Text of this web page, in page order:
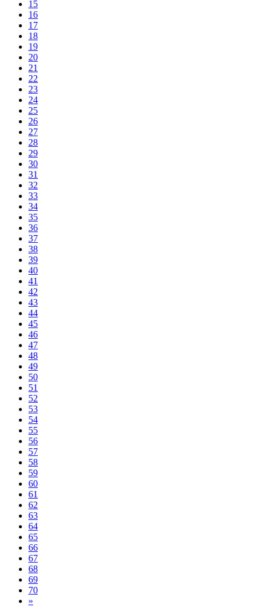
15
16
17
18
19
20
21
22
23
24
25
26
27
28
29
30
31
32
33
34
35
36
37
38
39
40
41
42
43
44
45
46
47
48
49
50
51
52
53
54
55
56
57
58
59
60
61
62
63
64
65
66
67
68
69
70
»